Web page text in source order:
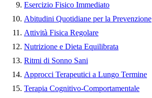
Esercizio Fisico Immediato
Abitudini Quotidiane per la Prevenzione
Attività Fisica Regolare
Nutrizione e Dieta Equilibrata
Ritmi di Sonno Sani
Approcci Terapeutici a Lungo Termine
Terapia Cognitivo-Comportamentale